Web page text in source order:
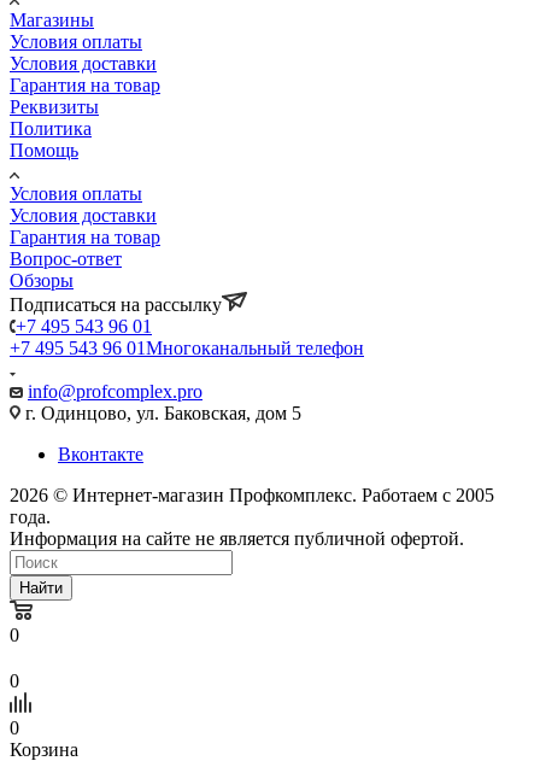
Магазины
Условия оплаты
Условия доставки
Гарантия на товар
Реквизиты
Политика
Помощь
Условия оплаты
Условия доставки
Гарантия на товар
Вопрос-ответ
Обзоры
Подписаться на рассылку
+7 495 543 96 01
+7 495 543 96 01Многоканальный телефон
info@profcomplex.pro
г. Одинцово, ул. Баковская, дом 5
Вконтакте
2026 © Интернет-магазин Профкомплекс. Работаем с 2005
года.
Информация на сайте не является публичной офертой.
Найти
0
0
0
Корзина